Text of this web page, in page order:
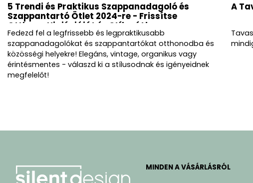
5 Trendi és Praktikus Szappanadagoló és
Szappantartó Ötlet 2024-re - Frissítse
Otthona Higiéniáját és Stílusát!
Fedezd fel a legfrissebb és legpraktikusabb
szappanadagolókat és szappantartókat otthonodba és
közösségi helyekre! Elegáns, vintage, organikus vagy
érintésmentes - válaszd ki a stílusodnak és igényeidnek
megfelelőt!
A
MINDEN A VÁSÁRLÁSRÓL